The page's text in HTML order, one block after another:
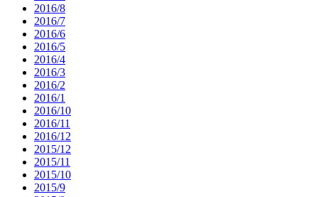
2016/8
2016/7
2016/6
2016/5
2016/4
2016/3
2016/2
2016/1
2016/10
2016/11
2016/12
2015/12
2015/11
2015/10
2015/9